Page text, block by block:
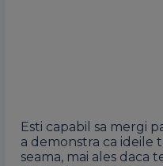
Esti capabil sa mergi
a demonstra ca ideile
seama, mai ales daca